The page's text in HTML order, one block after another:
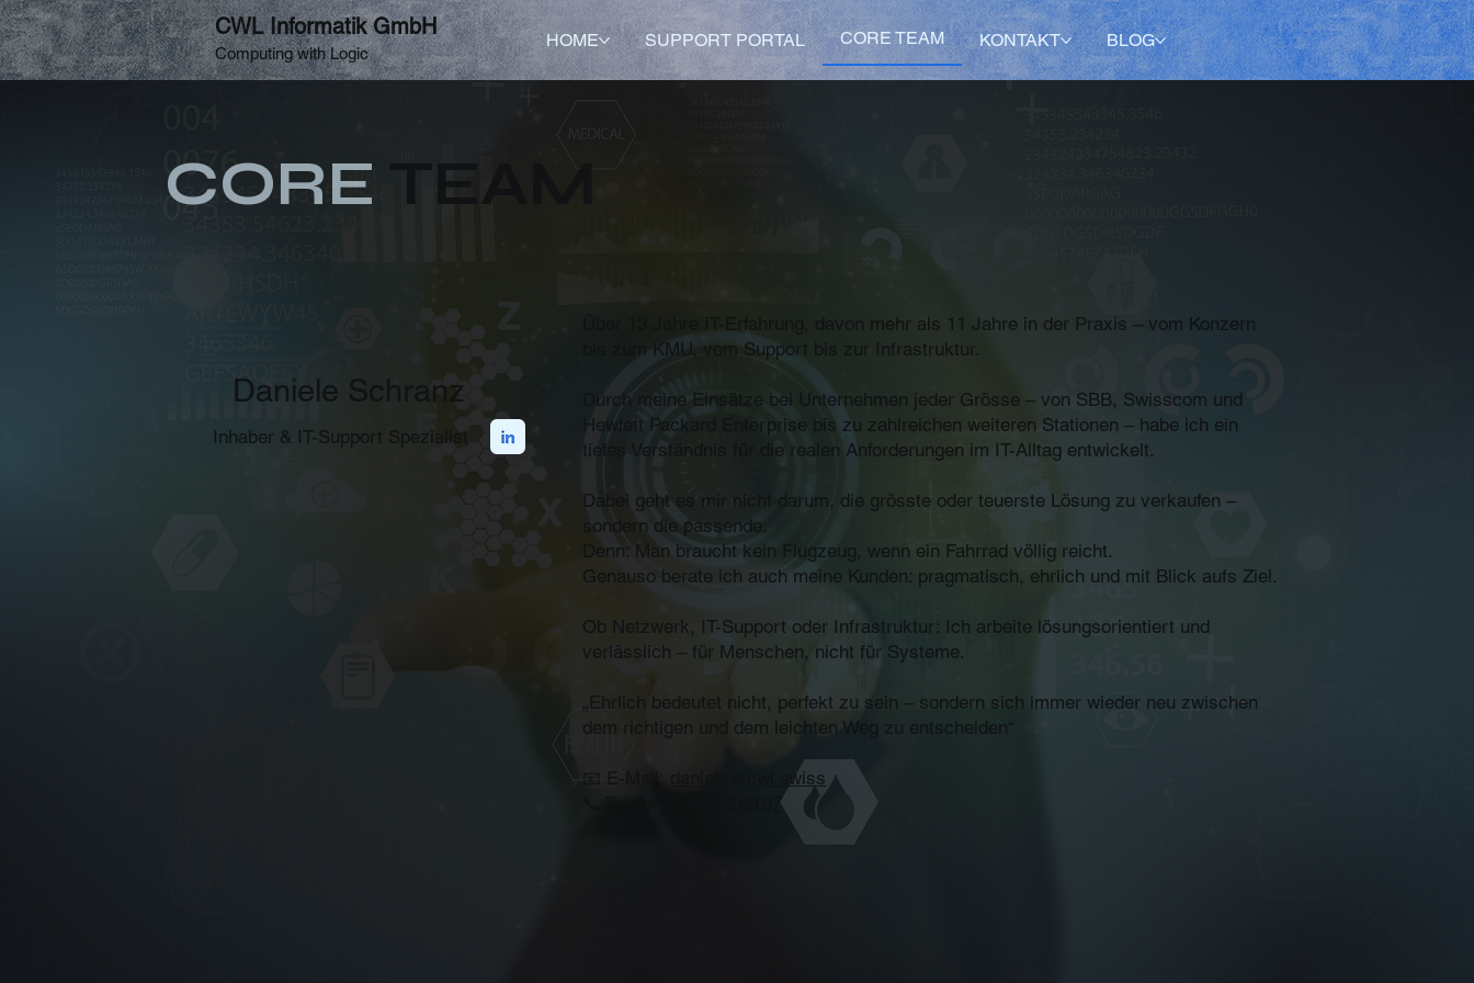
CWL Informatik GmbH
Computing with Logic
HOME SUPPORT PORTAL CORE TEAM KONTAKT BLOG
CORE TEAM
Daniele Schranz
Inhaber & IT-Support Spezialist
Über 13 Jahre IT-Erfahrung, davon mehr als 11 Jahre in der Praxis – vom Konzern
bis zum KMU, vom Support bis zur Infrastruktur.
Durch meine Einsätze bei Unternehmen jeder Grösse – von SBB, Swisscom und
Hewlett Packard Enterprise bis zu zahlreichen weiteren Stationen – habe ich ein
tiefes Verständnis für die realen Anforderungen im IT-Alltag entwickelt.
Dabei geht es mir nicht darum, die grösste oder teuerste Lösung zu verkaufen –
sondern die passende.
Denn: Man braucht kein Flugzeug, wenn ein Fahrrad völlig reicht.
Genauso berate ich auch meine Kunden: pragmatisch, ehrlich und mit Blick aufs Ziel.
Ob Netzwerk, IT-Support oder Infrastruktur: Ich arbeite lösungsorientiert und
verlässlich – für Menschen, nicht für Systeme.
„Ehrlich bedeutet nicht, perfekt zu sein – sondern sich immer wieder neu zwischen
dem richtigen und dem leichten Weg zu entscheiden“
📧 E-Mail:
daniele@cwl.swiss
079 222 68 97